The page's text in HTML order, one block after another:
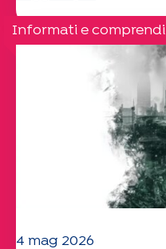
Informati e comprendi
4 mag 2026